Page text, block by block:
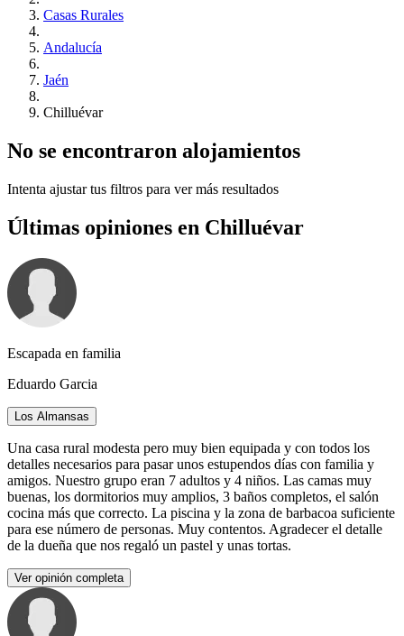
Casas Rurales
Andalucía
Jaén
Chilluévar
No se encontraron alojamientos
Intenta ajustar tus filtros para ver más resultados
Últimas opiniones en Chilluévar
Escapada en familia
Eduardo Garcia
Los Almansas
Una casa rural modesta pero muy bien equipada y con todos los
detalles necesarios para pasar unos estupendos días con familia y
amigos. Nuestro grupo eran 7 adultos y 4 niños. Las camas muy
buenas, los dormitorios muy amplios, 3 baños completos, el salón
cocina más que correcto. La piscina y la zona de barbacoa suficiente
para ese número de personas. Muy contentos. Agradecer el detalle
de la dueña que nos regaló un pastel y unas tortas.
Ver opinión completa